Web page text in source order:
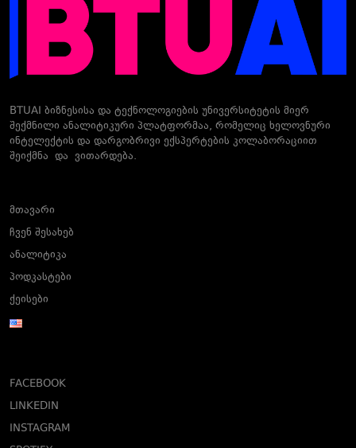
BTUAI ბიზნესისა და ტექნოლოგიების უნივერსიტეტის მიერ
შექმნილი ანალიტიკური პლატფორმაა, რომელიც ხელოვნური
ინტელექტის და დარგობრივი ექსპერტების კოლაბორაციით
შეიქმნა და ვითარდება.
მთავარი
ჩვენ შესახებ
ანალიტიკა
პოდკასტები
ქეისები
FACEBOOK
LINKEDIN
INSTAGRAM